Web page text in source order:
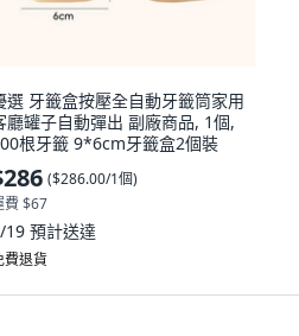
選 牙籤盒按壓全自動牙籤筒家用
廳罐子自動彈出 副廠商品, 1個,
根牙籤 9*6cm牙籤盒2個裝
($286.00/1個)
費 $67
19 預計送達
費退貨